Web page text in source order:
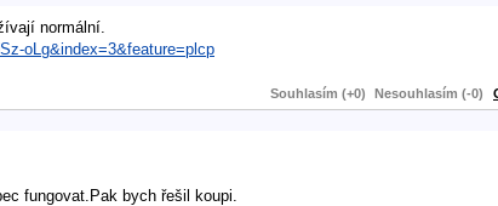
normální.
oLg&index=3&feature=plcp
Souhlasím (+0) Nesouhlasím (-0)
fungovat.Pak bych řešil koupi.